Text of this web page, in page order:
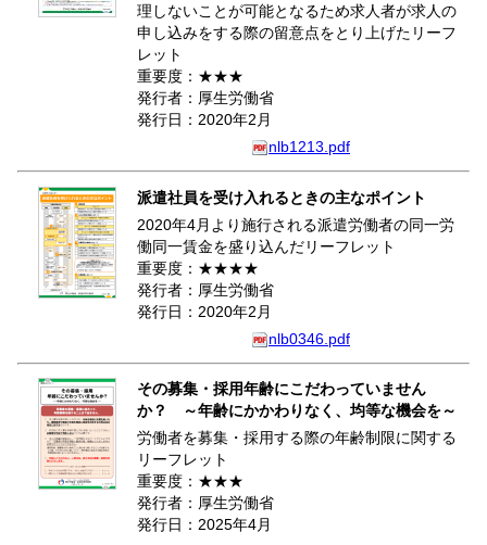
理しないことが可能となるため求人者が求人の
申し込みをする際の留意点をとり上げたリーフ
レット
重要度：★★★
発行者：厚生労働省
発行日：2020年2月
nlb1213.pdf
派遣社員を受け入れるときの主なポイント
2020年4月より施行される派遣労働者の同一労
働同一賃金を盛り込んだリーフレット
重要度：★★★★
発行者：厚生労働省
発行日：2020年2月
nlb0346.pdf
その募集・採用年齢にこだわっていません
か？ ～年齢にかかわりなく、均等な機会を～
労働者を募集・採用する際の年齢制限に関する
リーフレット
重要度：★★★
発行者：厚生労働省
発行日：2025年4月